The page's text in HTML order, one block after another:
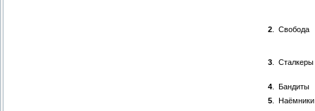
2. Свобода
3. Сталкеры
4.
Бандиты
5.
Наёмники